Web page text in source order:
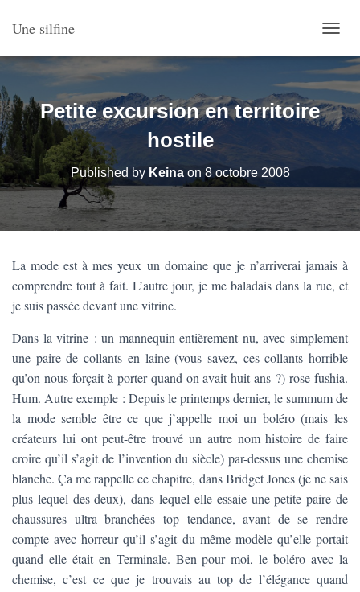
Une silfine
U
V
I
R
R
N
A
A
T
I
N
Petite excursion en territoire
hostile
Published by Keinaon 8 octobre 2008
La mode est à mes yeux un domaine que je n’arriverai jamais à
comprendre tout à fait. L’autre jour, je me baladais dans la rue, et
je suis passée devant une vitrine.
Dans la vitrine : un mannequin entièrement nu, avec simplement
une paire de collants en laine (vous savez, ces collants horrible
qu’on nous forçait à porter quand on avait huit ans ?) rose fushia.
Hum. Autre exemple : Depuis le printemps dernier, le summum de
la mode semble être ce que j’appelle moi un boléro (mais les
créateurs lui ont peut-être trouvé un autre nom histoire de faire
croire qu’il s’agit de l’invention du siècle) par-dessus une chemise
blanche. Ça me rappelle ce chapitre, dans Bridget Jones (je ne sais
plus lequel des deux), dans lequel elle essaie une petite paire de
chaussures ultra branchées top tendance, avant de se rendre
compte avec horreur qu’il s’agit du même modèle qu’elle portait
quand elle était en Terminale. Ben pour moi, le boléro avec la
chemise, c’est ce que je trouvais au top de l’élégance quand